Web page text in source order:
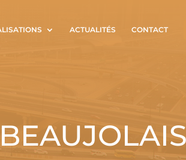
ACTUALITÉS CONTACT